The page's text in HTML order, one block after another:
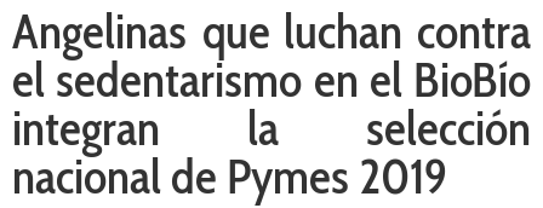
Angelinas que luchan contra
el sedentarismo en el BioBío
integran la selección
nacional de Pymes 2019